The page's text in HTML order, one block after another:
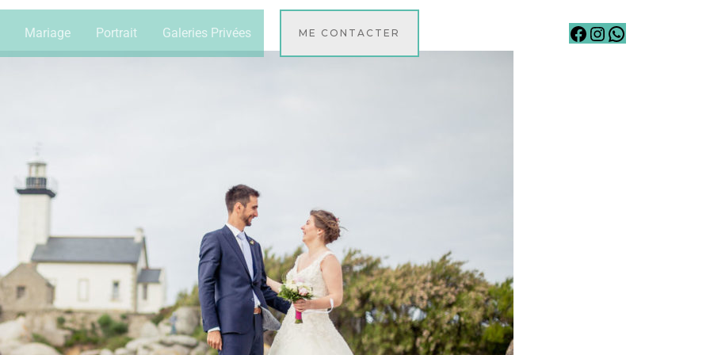
Mariage Portrait Galeries Privées ME CONTACTER